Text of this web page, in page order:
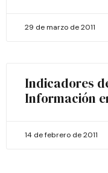
29 de marzo de 2011
Indicadores
Información
14 de febrero de 2011